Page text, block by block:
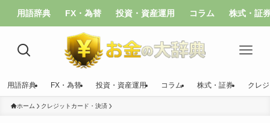
用語辞典 FX・為替 投資・資産運用 コラム 株式・証
用語辞典 FX・為替 投資・資産運用 コラム 株式・証券 クレ
ホーム クレジットカード・決済